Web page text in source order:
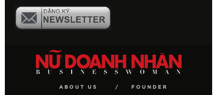
ABOUT US FOUNDER